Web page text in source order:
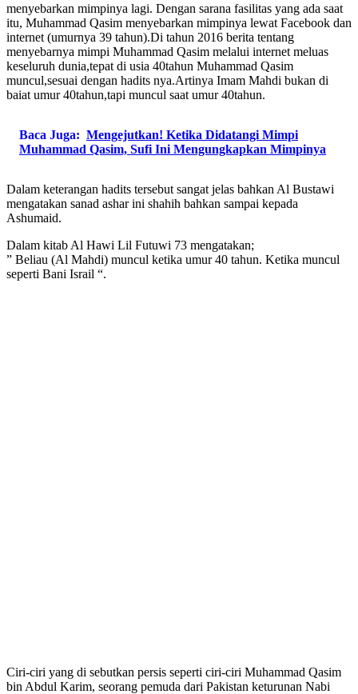
menyebarkan mimpinya lagi. Dengan sarana fasilitas yang ada saat
itu, Muhammad Qasim menyebarkan mimpinya lewat Facebook dan
internet (umurnya 39 tahun).Di tahun 2016 berita tentang
menyebarnya mimpi Muhammad Qasim melalui internet meluas
keseluruh dunia,tepat di usia 40tahun Muhammad Qasim
muncul,sesuai dengan hadits nya.Artinya Imam Mahdi bukan di
baiat umur 40tahun,tapi muncul saat umur 40tahun.
Baca Juga: Mengejutkan! Ketika Didatangi Mimpi
Muhammad Qasim, Sufi Ini Mengungkapkan Mimpinya
Dalam keterangan hadits tersebut sangat jelas bahkan Al Bustawi
mengatakan sanad ashar ini shahih bahkan sampai kepada
Ashumaid.
Dalam kitab Al Hawi Lil Futuwi 73 mengatakan;
” Beliau (Al Mahdi) muncul ketika umur 40 tahun. Ketika muncul
seperti Bani Israil “.
Ciri-ciri yang di sebutkan persis seperti ciri-ciri Muhammad Qasim
bin Abdul Karim, seorang pemuda dari Pakistan keturunan Nabi